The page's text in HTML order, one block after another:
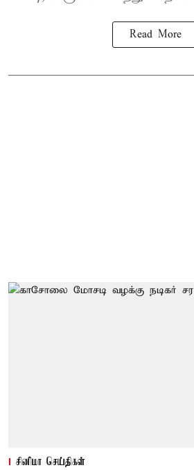
Read More
சினிமா செய்திகள்